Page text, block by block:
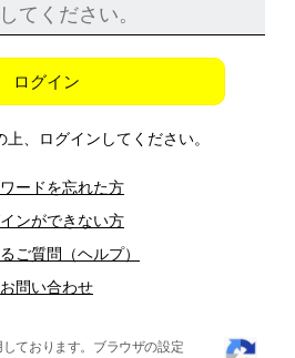
ログイン
上、ログインしてください。
ードを忘れた方
ンができない方
ご質問（ヘルプ）
お問い合わせ
ております。ブラウザの設定